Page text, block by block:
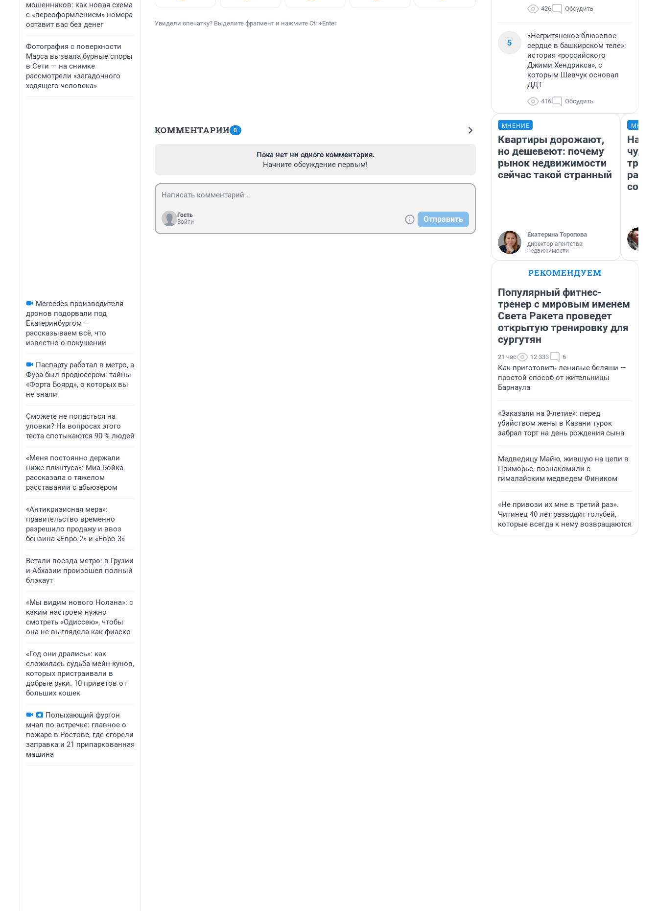
мошенников: как новая схема
с «переоформлением» номера
оставит вас без денег
Фотография с поверхности
Марса вызвала бурные споры
в Сети — на снимке
рассмотрели «загадочного
ходящего человека»
Mercedes производителя
дронов подорвали под
Екатеринбургом —
рассказываем всё, что
известно о покушении
Паспарту работал в метро, а
Фура был продюсером: тайны
«Форта Боярд», о которых вы
не знали
Сможете не попасться на
уловки? На вопросах этого
теста спотыкаются 90 % людей
«Меня постоянно держали
ниже плинтуса»: Миа Бойка
рассказала о тяжелом
расставании с абьюзером
«Антикризисная мера»:
правительство временно
разрешило продажу и ввоз
бензина «Евро-2» и «Евро-3»
Встали поезда метро: в Грузии
и Абхазии произошел полный
блэкаут
«Мы видим нового Нолана»: с
каким настроем нужно
смотреть «Одиссею», чтобы
она не выглядела как фиаско
«Год они дрались»: как
сложилась судьба мейн-кунов,
которых пристраивали в
добрые руки. 10 приветов от
больших кошек
Полыхающий фургон
мчал по встречке: главное о
пожаре в Ростове, где сгорели
заправка и 21 припаркованная
машина
Увидели опечатку? Выделите фрагмент и нажмите Ctrl+Enter
КОММЕНТАРИИ 0
Пока нет ни одного комментария.
Начните обсуждение первым!
Гость
Войти
Отправить
426 Обсудить
5
«Негритянское блюзовое
сердце в башкирском теле»:
история «российского
Джими Хендрикса», с
которым Шевчук основал
ДДТ
416 Обсудить
МНЕНИЕ
Квартиры дорожают,
но дешевеют: почему
рынок недвижимости
сейчас такой странный
Екатерина Торопова
директор агентства
недвижимости
РЕКОМЕНДУЕМ
Популярный фитнес-
тренер с мировым именем
Света Ракета проведет
открытую тренировку для
сургутян
21 час 12 333 6
Как приготовить ленивые беляши —
простой способ от жительницы
Барнаула
«Заказали на 3-летие»: перед
убийством жены в Казани турок
забрал торт на день рождения сына
Медведицу Майю, жившую на цепи в
Приморье, познакомили с
гималайским медведем Фиником
«Не привози их мне в третий раз».
Читинец 40 лет разводит голубей,
которые всегда к нему возвращаются